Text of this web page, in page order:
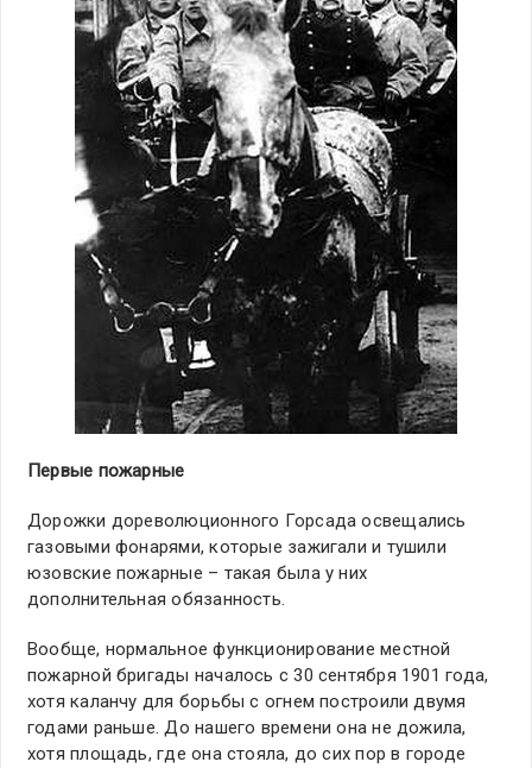
Первые пожарные
Дорожки дореволюционного Горсада освещались
газовыми фонарями, которые зажигали и тушили
юзовские пожарные – такая была у них
дополнительная обязанность.
Вообще, нормальное функционирование местной
пожарной бригады началось с 30 сентября 1901 года,
хотя каланчу для борьбы с огнем построили двумя
годами раньше. До нашего времени она не дожила,
хотя площадь, где она стояла, до сих пор в городе